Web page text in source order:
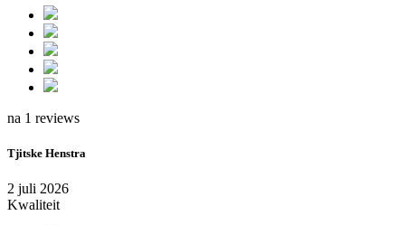
na 1 reviews
Tjitske Henstra
2 juli 2026
Kwaliteit